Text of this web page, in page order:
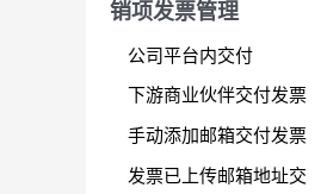
销项发票管理
公司平台内交付
下游商业伙伴交付发票
手动添加邮箱交付发票
发票已上传邮箱地址交